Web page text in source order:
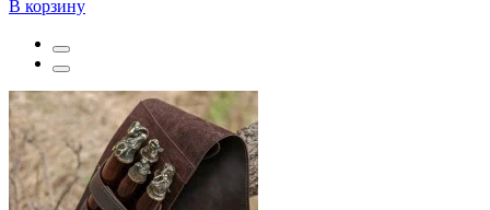
В корзину